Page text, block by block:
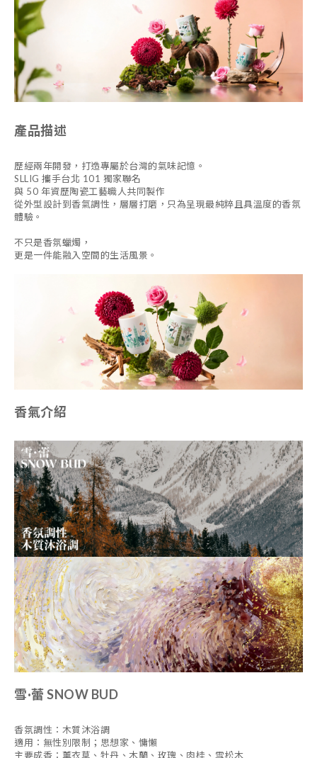
產品描述
歷經兩年開發，打造專屬於台灣的氣味記憶。
SLLIG 攜手台北 101 獨家聯名
與 50 年資歷陶瓷工藝職人共同製作
從外型設計到香氣調性，層層打磨，只為呈現最純粹且具溫度的香氛
體驗。
不只是香氛蠟燭，
更是一件能融入空間的生活風景。
香氣介紹
雪·蕾 SNOW BUD
香氛調性：木質沐浴調
適用：無性別限制；思想家、慵懶
主要成香：薰衣草、牡丹、木蘭、玫瑰、肉桂、雪松木